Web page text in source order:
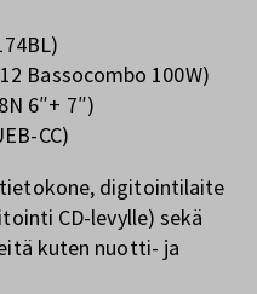
Bassocombo 100W)
6″+ 7″)
CC)
digitointilaite
CD-levylle) sekä
kuten nuotti- ja